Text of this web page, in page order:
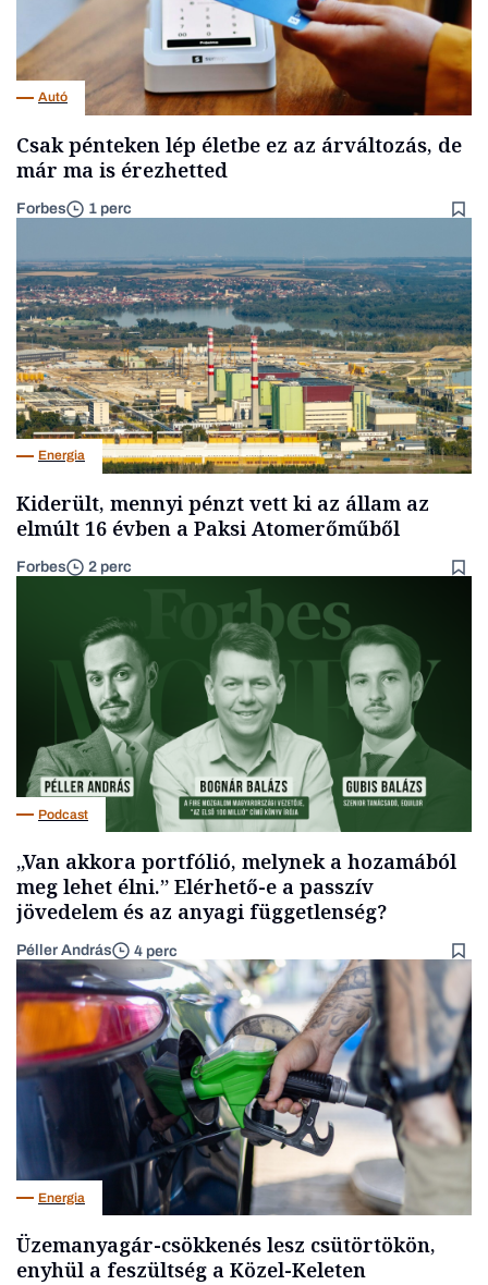
Autó
Csak pénteken lép életbe ez az árváltozás, de
már ma is érezhetted
Forbes 1 perc
Energia
Kiderült, mennyi pénzt vett ki az állam az
elmúlt 16 évben a Paksi Atomerőműből
Forbes 2 perc
Podcast
„Van akkora portfólió, melynek a hozamából
meg lehet élni.” Elérhető-e a passzív
jövedelem és az anyagi függetlenség?
Péller András 4 perc
Energia
Üzemanyagár-csökkenés lesz csütörtökön,
enyhül a feszültség a Közel-Keleten